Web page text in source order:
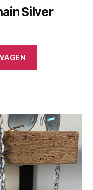
Silver